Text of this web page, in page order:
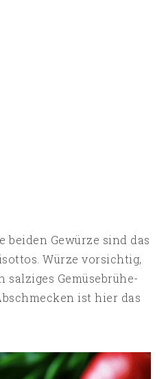
beiden Gewürze sind das
Würze vorsichtig,
salziges Gemüsebrühe-
ist hier das